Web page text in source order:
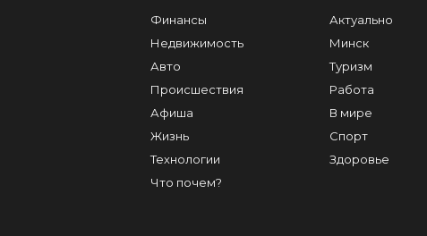
Финансы
Недвижимость
Авто
Происшествия
Афиша
Жизнь
Технологии
Что почем?
Актуально
Минск
Туризм
Работа
В мире
Спорт
Здоровье